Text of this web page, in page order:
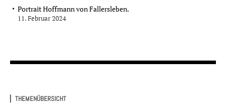
Portrait Hoffmann von Fallersleben.
11. Februar 2024
▏THEMENÜBERSICHT